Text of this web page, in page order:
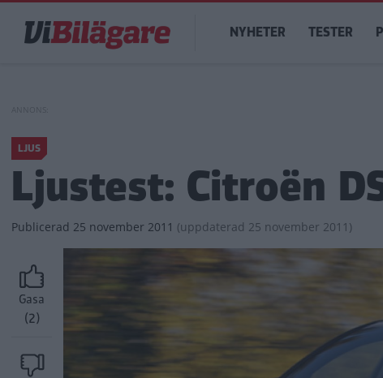
huvudinnehåll
Main
navigation
NYHETER TESTER
LJUS
Ljustest: Citroën
Publicerad 25 november 2011 (uppdaterad 25 november 2011)
Gasa
(2)